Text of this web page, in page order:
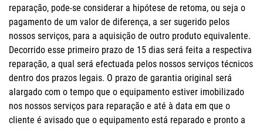
reparação, pode-se considerar a hipótese de retoma, ou seja o
pagamento de um valor de diferença, a ser sugerido pelos
nossos serviços, para a aquisição de outro produto equivalente.
Decorrido esse primeiro prazo de 15 dias será feita a respectiva
reparação, a qual será efectuada pelos nossos serviços técnicos
dentro dos prazos legais. O prazo de garantia original será
alargado com o tempo que o equipamento estiver imobilizado
nos nossos serviços para reparação e até à data em que o
cliente é avisado que o equipamento está reparado e pronto a